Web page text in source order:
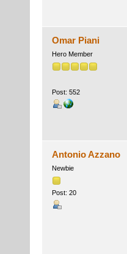
Omar Piani
Hero Member
Post: 552
Antonio Azzano
Newbie
Post: 20